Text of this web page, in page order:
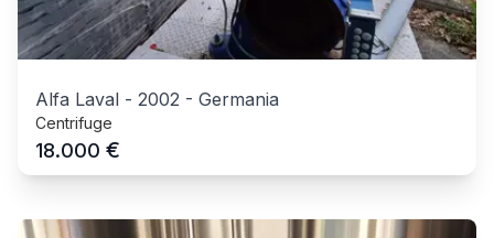
Alfa Laval - 2002 - Germania
Centrifuge
18.000 €